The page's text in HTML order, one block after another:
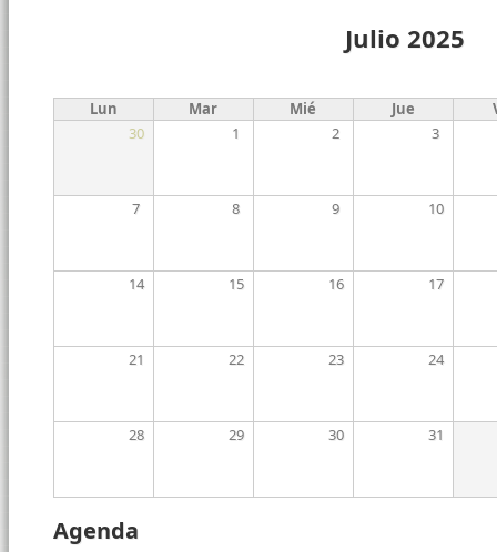
Julio 2025
Lun Mar Mié Jue
30
1 2 3
7 8 9 10
14 15 16 17
21 22 23 24
28 29 30 31
Agenda